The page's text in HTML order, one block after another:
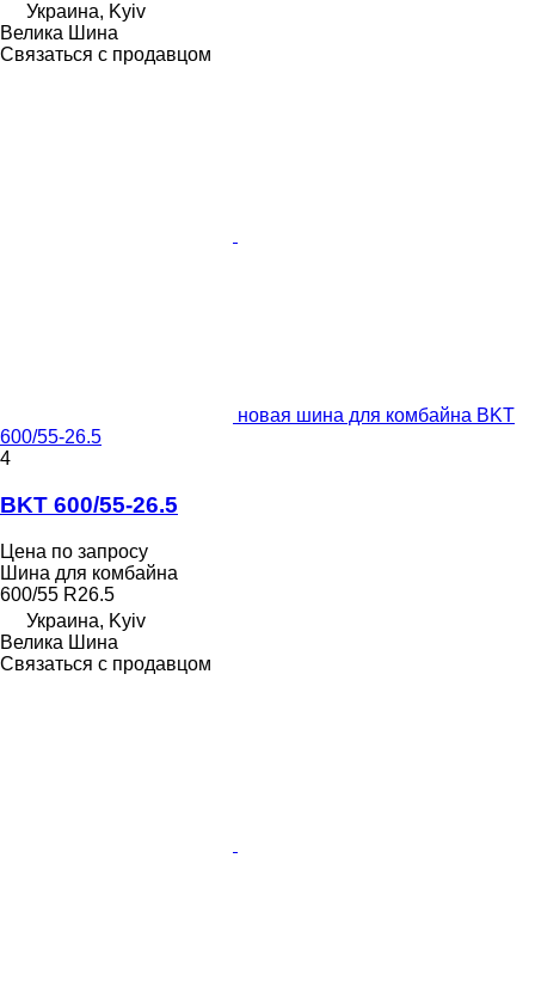
Украина, Kyiv
Велика Шина
Связаться с продавцом
новая шина для комбайна BKT
600/55-26.5
4
BKT 600/55-26.5
Цена по запросу
Шина для комбайна
600/55 R26.5
Украина, Kyiv
Велика Шина
Связаться с продавцом